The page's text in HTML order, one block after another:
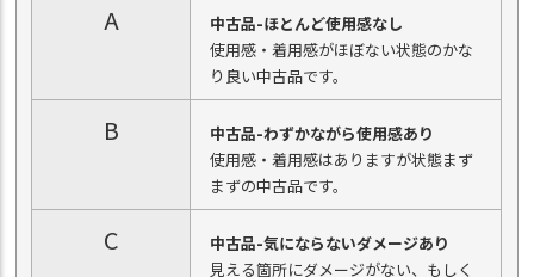
A
中古品-ほとんど使用感なし
使用感・着用感がほぼない状態のかな
り良い中古品です。
B
中古品-わずかながら使用感あり
使用感・着用感はありますが状態まず
まずの中古品です。
C
中古品-気にならないダメージあり
見える箇所にダメージがない、もしく